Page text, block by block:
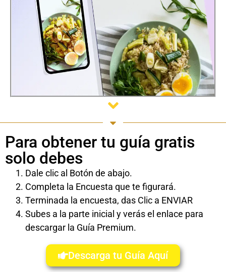
Para obtener tu guía gratis
solo debes
Dale clic al Botón de abajo.
Completa la Encuesta que te figurará.
Terminada la encuesta, das Clic a ENVIAR
Subes a la parte inicial y verás el enlace para
descargar la Guía Premium.
Descarga tu Guía Aquí